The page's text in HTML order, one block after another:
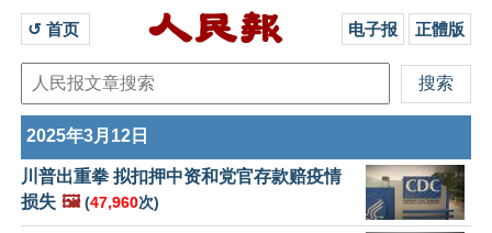
↺ 首页 电子报 正體版
2025年3月12日
川普出重拳 拟扣押中资和党官存款赔疫情
损失 🖼️ (47,960次)